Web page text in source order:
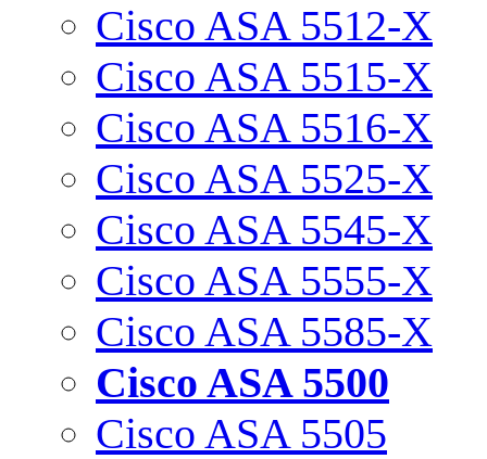
Cisco ASA 5512-X
Cisco ASA 5515-X
Cisco ASA 5516-X
Cisco ASA 5525-X
Cisco ASA 5545-X
Cisco ASA 5555-X
Cisco ASA 5585-X
Cisco ASA 5500
Cisco ASA 5505